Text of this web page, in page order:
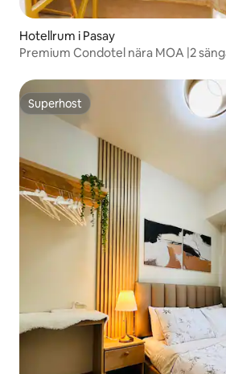
Hotellrum i Pasay
Premium Condotel nära MOA |2
Superhost
Superhost